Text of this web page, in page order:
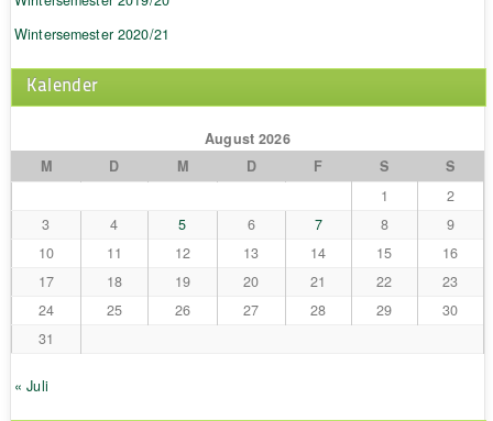
Wintersemester 2020/21
Kalender
August 2026
M
D M D F S
S
1
2
3
4 5 6 7 8
9
10
11 12 13 14 15
16
17
18 19 20 21 22
23
24
25 26 27 28 29
30
31
« Juli